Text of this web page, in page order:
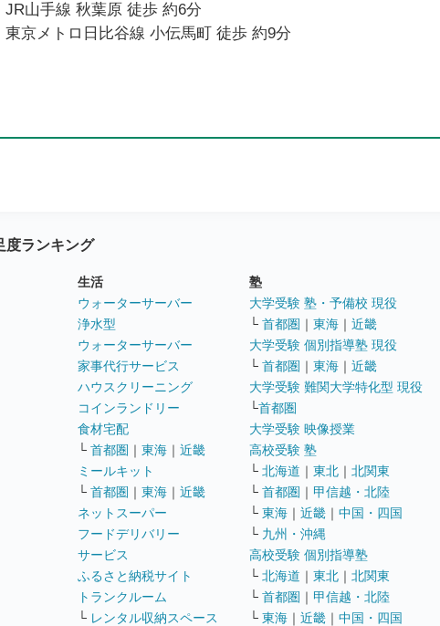
JR山手線 秋葉原 徒歩 約6分
東京メトロ日比谷線 小伝馬町 徒歩 約9分
度ランキング
生活
ウォーターサーバー
浄水型
ウォーターサーバー
家事代行サービス
ハウスクリーニング
コインランドリー
食材宅配
└ 首都圏 ｜ 東海 ｜ 近畿
ミールキット
└ 首都圏 ｜ 東海 ｜ 近畿
ネットスーパー
フードデリバリー
サービス
ふるさと納税サイト
トランクルーム
└ レンタル収納スペース
塾
大学受験 塾・予備校 現役
└ 首都圏 ｜ 東海 ｜ 近畿
大学受験 個別指導塾 現役
└ 首都圏 ｜ 東海 ｜ 近畿
大学受験 難関大学特化型 現役
└首都圏
大学受験 映像授業
高校受験 塾
└ 北海道 ｜ 東北 ｜ 北関東
└ 首都圏 ｜ 甲信越・北陸
└ 東海 ｜ 近畿 ｜ 中国・四国
└ 九州・沖縄
高校受験 個別指導塾
└ 北海道 ｜ 東北 ｜ 北関東
└ 首都圏 ｜ 甲信越・北陸
└ 東海 ｜ 近畿 ｜ 中国・四国